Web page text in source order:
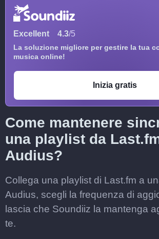
Excellent 4.3/5
La soluzione migliore per gestire la tua
musica online!
Inizia gratis
Come mantenere
una playlist da
Audius?
Collega una playlist di Last.fm a
Audius, scegli la frequenza di
lascia che Soundiiz la mantenga
te.